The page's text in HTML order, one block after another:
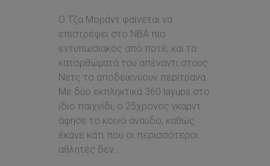
Ο Τζα Μοράντ φαίνεται να
επιστρέφει στο NBA πιο
εντυπωσιακός από ποτέ, και τα
κατορθώματά του απέναντι στους
Νετς το αποδεικνύουν περίτρανα.
Με δύο εκπληκτικά 360 layups στο
ίδιο παιχνίδι, ο 25χρονος γκαρντ
άφησε το κοινό άναυδο, καθώς
έκανε κάτι που οι περισσότεροι
αθλητές δεν...